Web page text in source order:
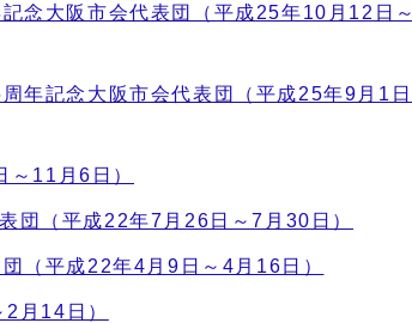
念大阪市会代表団（平成25年10月12日～
年記念大阪市会代表団（平成25年9月1日
11月6日）
団（平成22年7月26日～7月30日）
（平成22年4月9日～4月16日）
月14日）